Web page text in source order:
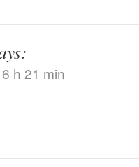
h 21 min